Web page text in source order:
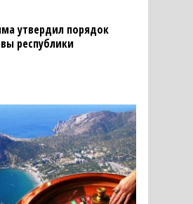
утвердил порядок
республики